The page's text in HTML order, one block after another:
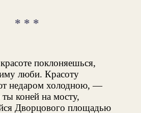
* * *
поклоняешься,
люби. Красоту
недаром холодною, —
коней на мосту,
Дворцового площадью